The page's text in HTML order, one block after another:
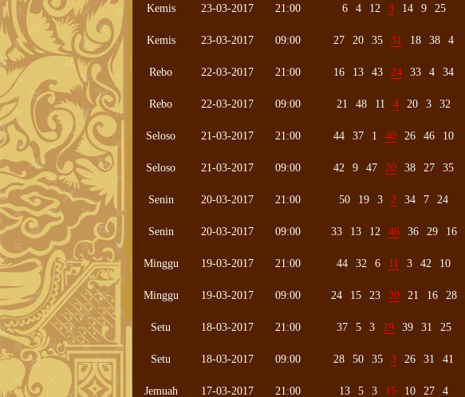
Kemis 23-03-2017 21:00 6 4 12 3 14 9 25
Kemis 23-03-2017 09:00 27 20 35 31 18 38 4
Rebo 22-03-2017 21:00 16 13 43 24 33 4 34
Rebo 22-03-2017 09:00 21 48 11 4 20 3 32
Seloso 21-03-2017 21:00 44 37 1 40 26 46 10
Seloso 21-03-2017 09:00 42 9 47 20 38 27 35
Senin 20-03-2017 21:00 50 19 3 2 34 7 24
Senin 20-03-2017 09:00 33 13 12 46 36 29 16
Minggu 19-03-2017 21:00 44 32 6 11 3 42 10
Minggu 19-03-2017 09:00 24 15 23 20 21 16 28
Setu 18-03-2017 21:00 37 5 3 19 39 31 25
Setu 18-03-2017 09:00 28 50 35 3 26 31 41
Jemuah 17-03-2017 21:00 13 5 3 15 10 27 4